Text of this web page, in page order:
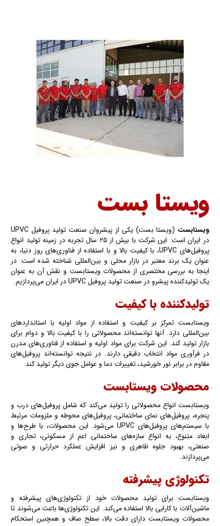
ویستا بست
ویستابست
(ویستا بست) یکی از پیشروان صنعت تولید پروفیل UPVC
در ایران است. این شرکت با بیش از ۲۵ سال تجربه در زمینه تولید انواع
پروفیل‌های UPVC، با کیفیت بالا و با استفاده از فناوری‌های روز دنیا، به
عنوان یک برند معتبر در بازار محلی و بین‌المللی شناخته‌ شده‌ است. در
اینجا به بررسی مختصری از محصولات ویستابست و نقش آن به عنوان
یک تولیدکننده پیشرو در صنعت تولید پروفیل UPVC در ایران می‌پردازیم.
تولیدکننده با کیفیت
ویستابست تمرکز بر کیفیت و استفاده از مواد اولیه با استانداردهای
بین‌المللی دارد. آنها توانسته‎‌اند محصولاتی را با کیفیت بالا و دوام برای
بازار تولید کند. این شرکت برای مواد اولیه و استفاده از فناوری‌های مدرن
در فرآوری مواد انتخاب دقیقی دارند. در نتیجه توانسته‌اند پروفیل‌های
مقاوم در برابر نور خورشید، تغییرات دما و عوامل جوی دیگر تولید کند.
محصولات ویستابست
ویستابست انواع محصولاتی را تولید می‌کند که شامل پروفیل‌های درب و
پنجره، پروفیل‌های نمای ساختمانی، پروفیل‌های محوطه و ملزومات مرتبط
با سیستم‌های پروفیل‌های UPVC می‌شود. این محصولات، با طرح‌ها و
ابعاد متنوع، به انواع سازه‌های ساختمانی اعم از مسکونی، تجاری و
صنعتی، بهبود جلوه ظاهری و نیز افزایش عملکرد حرارتی و صوتی
می‌پردازند.
تکنولوژی پیشرفته
ویستابست برای تولید محصولات خود از تکنولوژی‌های پیشرفته و
ماشین‌آلات با کارایی بالا استفاده می‌کند. این تکنولوژی‌ها باعث می‌شوند تا
محصولات ویستابست دارای دقت بالا، سطح صاف و همچنین استحکام